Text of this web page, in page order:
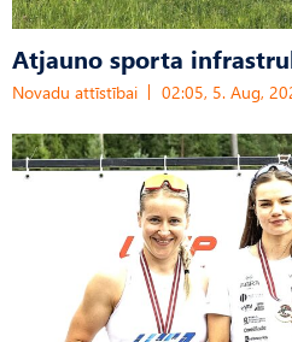
Atjauno sporta
Novadu attīstībai 02:05, 5. Aug,